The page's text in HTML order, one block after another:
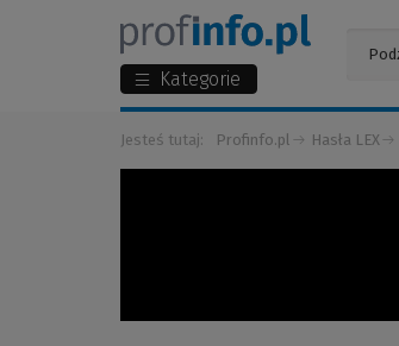
Kategorie
Jesteś tutaj: Profinfo.pl Hasła LEX